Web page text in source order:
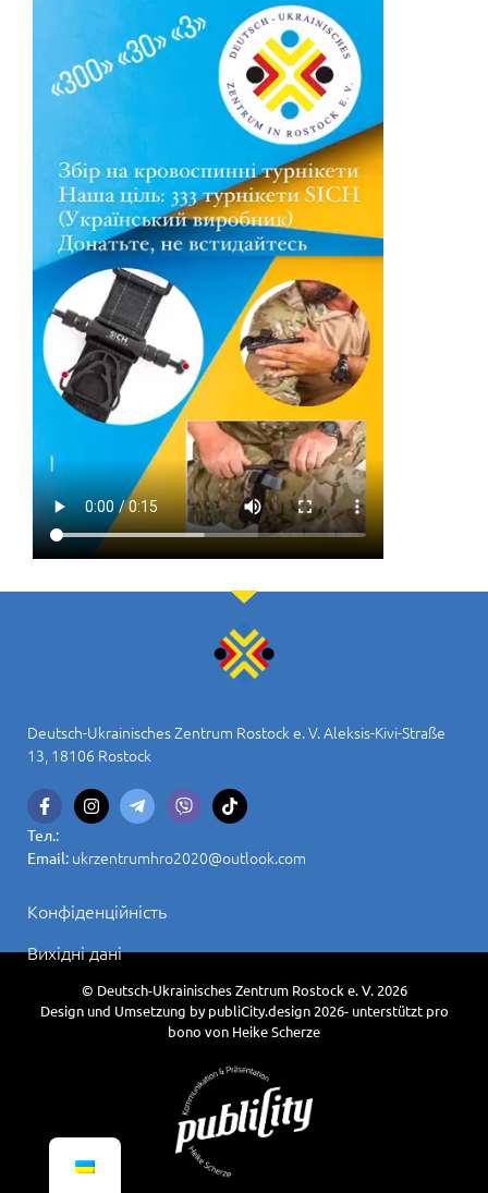
Deutsch-Ukrainisches Zentrum Rostock e. V. Aleksis-Kivi-Straße
13, 18106 Rostock
Тел.:
Email: ukrzentrumhro2020@outlook.com
Конфіденційність
Вихідні дані
© Deutsch-Ukrainisches Zentrum Rostock e. V. 2026
Design und Umsetzung by publiCity.design 2026- unterstützt pro
bono von Heike Scherze